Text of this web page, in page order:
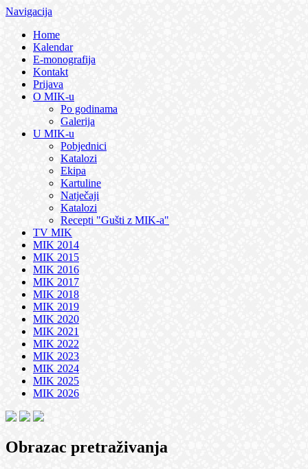
Navigacija
Home
Kalendar
E-monografija
Kontakt
Prijava
O MIK-u
Po godinama
Galerija
U MIK-u
Pobjednici
Katalozi
Ekipa
Kartuline
Natječaji
Katalozi
Recepti "Gušti z MIK-a"
TV MIK
MIK 2014
MIK 2015
MIK 2016
MIK 2017
MIK 2018
MIK 2019
MIK 2020
MIK 2021
MIK 2022
MIK 2023
MIK 2024
MIK 2025
MIK 2026
Obrazac pretraživanja